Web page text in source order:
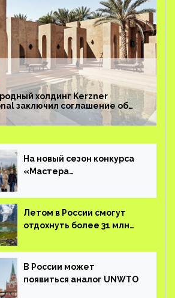
холдинг Kerzner
заключил соглашение об
курортом Bab Al Shams Desert
На новый сезон конкурса
«Мастера
поступило более 36 тысяч
заявок
Летом в России смогут
отдохнуть более 31 млн
В России может
появиться аналог UNWTO